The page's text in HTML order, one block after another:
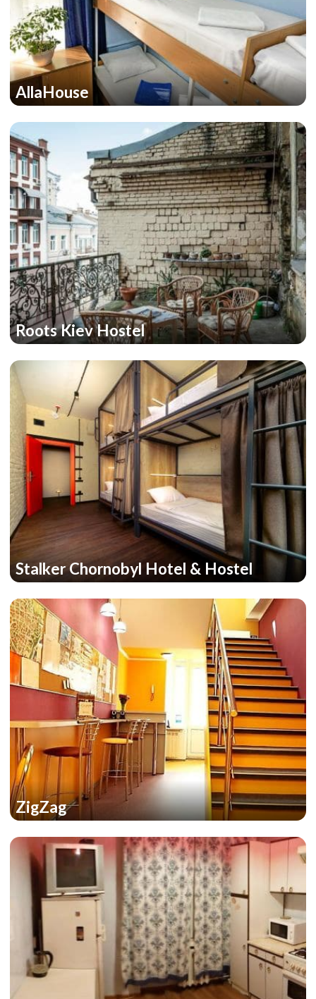
AllaHouse
Roots Kiev Hostel
Stalker Chornobyl Hotel & Hostel
ZigZag